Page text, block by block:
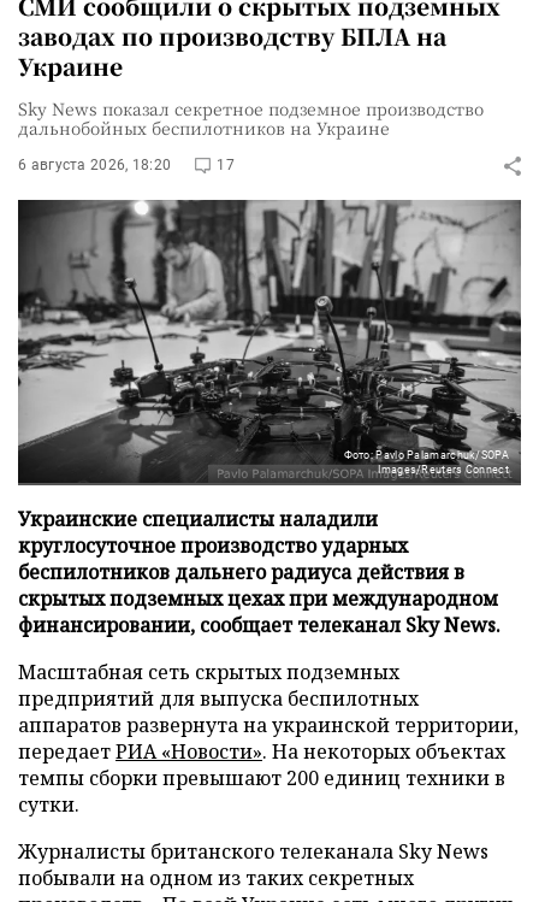
заводах по производству БПЛА на
Украине
Sky News показал секретное подземное производство
дальнобойных беспилотников на Украине
6 августа 2026, 18:20 17
Фото: Pavlo Palamarchuk/SOPA
Images/Reuters Connect
Украинские специалисты наладили
круглосуточное производство ударных
беспилотников дальнего радиуса действия в
скрытых подземных цехах при международном
финансировании, сообщает телеканал Sky News.
Масштабная сеть скрытых подземных
предприятий для выпуска беспилотных
аппаратов развернута на украинской территории,
передаетРИА «Новости». На некоторых объектах
темпы сборки превышают 200 единиц техники в
сутки.
Журналисты британского телеканала Sky News
побывали на одном из таких секретных